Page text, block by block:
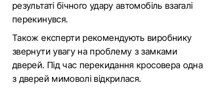
результаті бічного удару автомобіль взагалі
перекинувся.
Також експерти рекомендують виробнику
звернути увагу на проблему з замками
дверей. Під час перекидання кросовера одна
з дверей мимоволі відкрилася.